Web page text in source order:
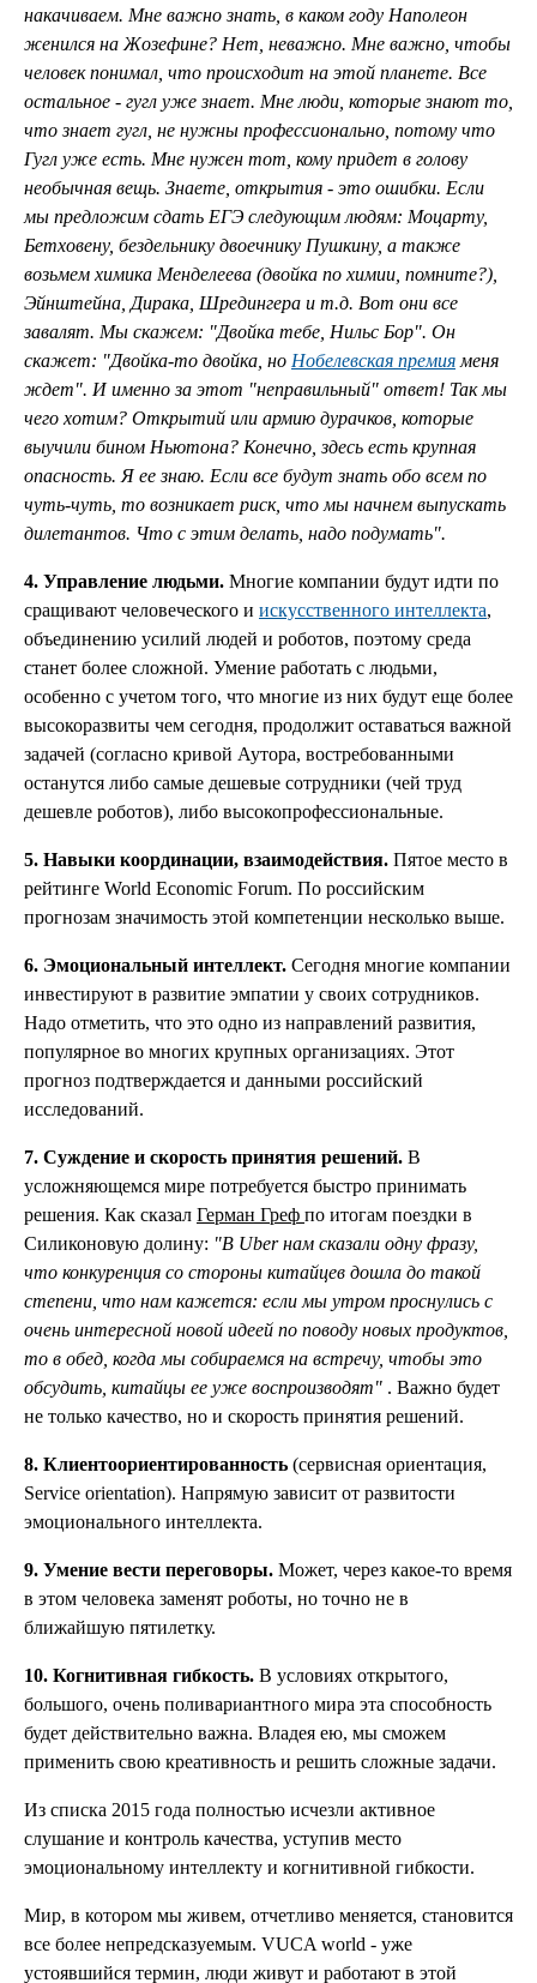
накачиваем. Мне важно знать, в каком году Наполеон
женился на Жозефине? Нет, неважно. Мне важно, чтобы
человек понимал, что происходит на этой планете. Все
остальное - гугл уже знает. Мне люди, которые знают то,
что знает гугл, не нужны профессионально, потому что
Гугл уже есть. Мне нужен тот, кому придет в голову
необычная вещь. Знаете, открытия - это ошибки. Если
мы предложим сдать ЕГЭ следующим людям: Моцарту,
Бетховену, бездельнику двоечнику Пушкину, а также
возьмем химика Менделеева (двойка по химии, помните?),
Эйнштейна, Дирака, Шредингера и т.д. Вот они все
завалят. Мы скажем: "Двойка тебе, Нильс Бор". Он
скажет: "Двойка-то двойка, но Нобелевская премия меня
ждет". И именно за этот "неправильный" ответ! Так мы
чего хотим? Открытий или армию дурачков, которые
выучили бином Ньютона? Конечно, здесь есть крупная
опасность. Я ее знаю. Если все будут знать обо всем по
чуть-чуть, то возникает риск, что мы начнем выпускать
дилетантов. Что с этим делать, надо подумать".
4. Управление людьми. Многие компании будут идти по
сращивают человеческого и искусственного интеллекта,
объединению усилий людей и роботов, поэтому среда
станет более сложной. Умение работать с людьми,
особенно с учетом того, что многие из них будут еще более
высокоразвиты чем сегодня, продолжит оставаться важной
задачей (согласно кривой Аутора, востребованными
останутся либо самые дешевые сотрудники (чей труд
дешевле роботов), либо высокопрофессиональные.
5. Навыки координации, взаимодействия. Пятое место в
рейтинге World Economic Forum. По российским
прогнозам значимость этой компетенции несколько выше.
6. Эмоциональный интеллект. Сегодня многие компании
инвестируют в развитие эмпатии у своих сотрудников.
Надо отметить, что это одно из направлений развития,
популярное во многих крупных организациях. Этот
прогноз подтверждается и данными российский
исследований.
7. Суждение и скорость принятия решений. В
усложняющемся мире потребуется быстро принимать
решения. Как сказал Герман Греф по итогам поездки в
Силиконовую долину: "В Uber нам сказали одну фразу,
что конкуренция со стороны китайцев дошла до такой
степени, что нам кажется: если мы утром проснулись с
очень интересной новой идеей по поводу новых продуктов,
то в обед, когда мы собираемся на встречу, чтобы это
обсудить, китайцы ее уже воспроизводят" . Важно будет
не только качество, но и скорость принятия решений.
8. Клиентоориентированность (сервисная ориентация,
Service orientation). Напрямую зависит от развитости
эмоционального интеллекта.
9. Умение вести переговоры. Может, через какое-то время
в этом человека заменят роботы, но точно не в
ближайшую пятилетку.
10. Когнитивная гибкость. В условиях открытого,
большого, очень поливариантного мира эта способность
будет действительно важна. Владея ею, мы сможем
применить свою креативность и решить сложные задачи.
Из списка 2015 года полностью исчезли активное
слушание и контроль качества, уступив место
эмоциональному интеллекту и когнитивной гибкости.
Мир, в котором мы живем, отчетливо меняется, становится
все более непредсказуемым. VUСA world - уже
устоявшийся термин, люди живут и работают в этой